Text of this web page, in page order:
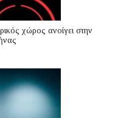
χώρος ανοίγει στην